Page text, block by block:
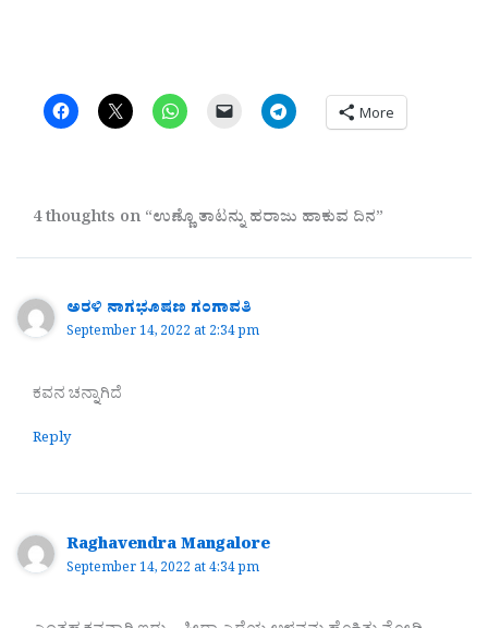
More
4 thoughts on “ಉಣ್ಣೊ ತಾಟನ್ನು ಹರಾಜು ಹಾಕುವ ದಿನ”
ಅರಳಿ ನಾಗಭೂಷಣ ಗಂಗಾವತಿ
September 14, 2022 at 2:34 pm
ಕವನ ಚನ್ನಾಗಿದೆ
Reply
Raghavendra Mangalore
September 14, 2022 at 4:34 pm